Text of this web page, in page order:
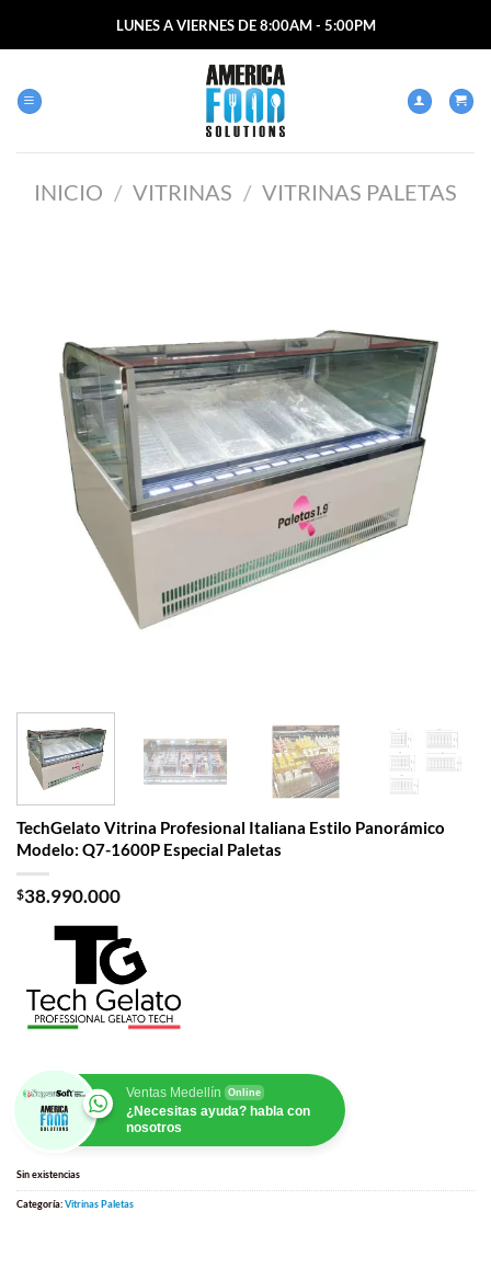
LUNES A VIERNES DE 8:00AM - 5:00PM
INICIO / VITRINAS / VITRINAS PALETAS
TechGelato Vitrina Profesional Italiana Estilo Panorámico
Modelo: Q7-1600P Especial Paletas
$38.990.000
Ventas Medellín Online
¿Necesitas ayuda? habla con
nosotros
Sin existencias
Categoría:Vitrinas Paletas